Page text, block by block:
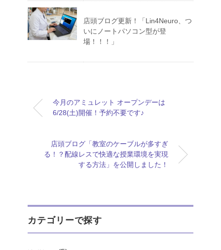
店頭ブログ更新！「Lin4Neuro、つ
いにノートパソコン型が登
場！！！」
今月のアミュレット オープンデーは
6/28(土)開催！予約不要です♪
店頭ブログ「教室のケーブルが多すぎ
る！？配線レスで快適な授業環境を実現
する方法」を公開しました！
カテゴリーで探す